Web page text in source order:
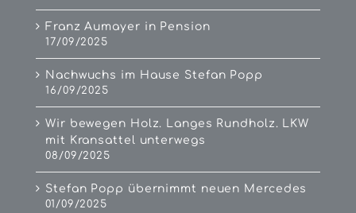
Franz Aumayer in Pension
17/09/2025
Nachwuchs im Hause Stefan Popp
16/09/2025
Wir bewegen Holz. Langes Rundholz. LKW
mit Kransattel unterwegs
08/09/2025
Stefan Popp übernimmt neuen Mercedes
01/09/2025